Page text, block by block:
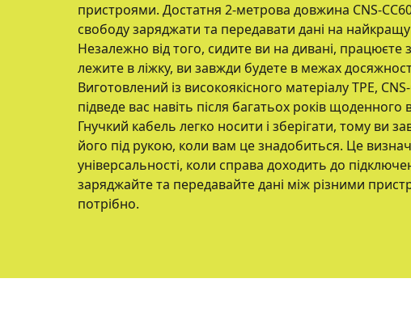
пристроями. Достатня 2-метрова довжина CNS-
свободу заряджати та передавати дані на найкращу
Незалежно від того, сидите ви на дивані, працюєте
лежите в ліжку, ви завжди будете в межах
Виготовлений із високоякісного матеріалу TPE,
підведе вас навіть після багатьох років щоденного
Гнучкий кабель легко носити і зберігати, тому ви
його під рукою, коли вам це знадобиться. Це
універсальності, коли справа доходить до
заряджайте та передавайте дані між різними
потрібно.